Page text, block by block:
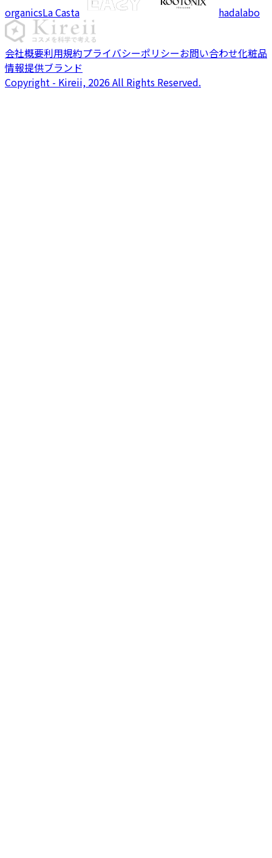
organicsLa Casta hadalabo
会社概要利用規約プライバシーポリシーお問い合わせ化粧品
情報提供ブランド
Copyright - Kireii, 2026 All Rights Reserved.